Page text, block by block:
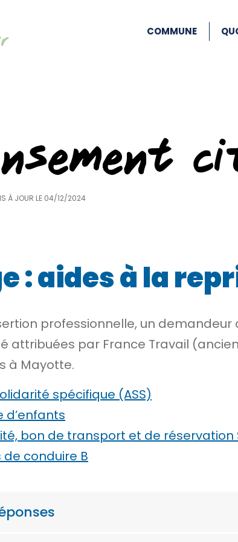
COMMUNE
À JOUR LE 04/12/2024
: aides à la
professionnelle, un
attribuées par France Travail
à Mayotte.
spécifique (ASS)
d’enfants
bon de transport et de réservation
conduire B